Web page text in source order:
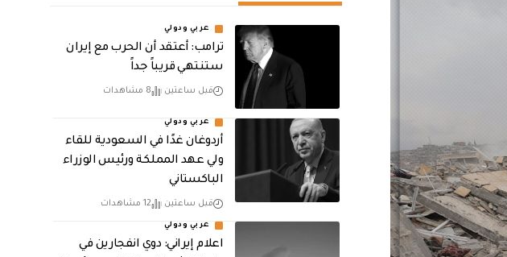
عربي ودولي
‏ترامب: أعتقد أن الحرب مع إيران
ستنتهي قريباً جداً
قبل ساعتين 8 مشاهدات
عربي ودولي
أردوغان غدًا في السعودية للقاء
ولي عهد المملكة ورئيس الوزراء
الباكستاني
قبل ساعتين 12 مشاهدات
عربي ودولي
اعلام إيراني: دوي انفجارين في